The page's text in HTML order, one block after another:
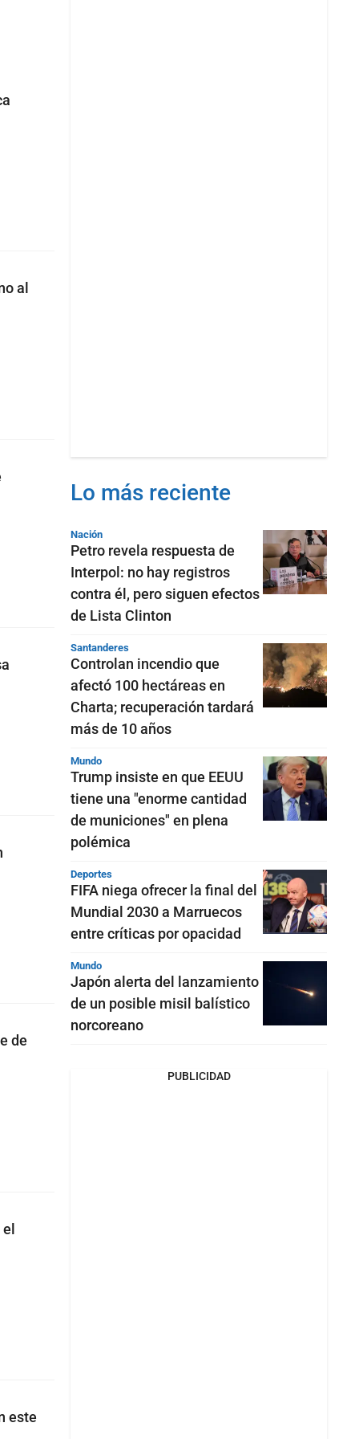
al
de
el
este
Lo más reciente
Nación
Petro revela respuesta de
Interpol: no hay registros
contra él, pero siguen efectos
de Lista Clinton
Santanderes
Controlan incendio que
afectó 100 hectáreas en
Charta; recuperación tardará
más de 10 años
Mundo
Trump insiste en que EEUU
tiene una "enorme cantidad
de municiones" en plena
polémica
Deportes
FIFA niega ofrecer la final del
Mundial 2030 a Marruecos
entre críticas por opacidad
Mundo
Japón alerta del lanzamiento
de un posible misil balístico
norcoreano
PUBLICIDAD